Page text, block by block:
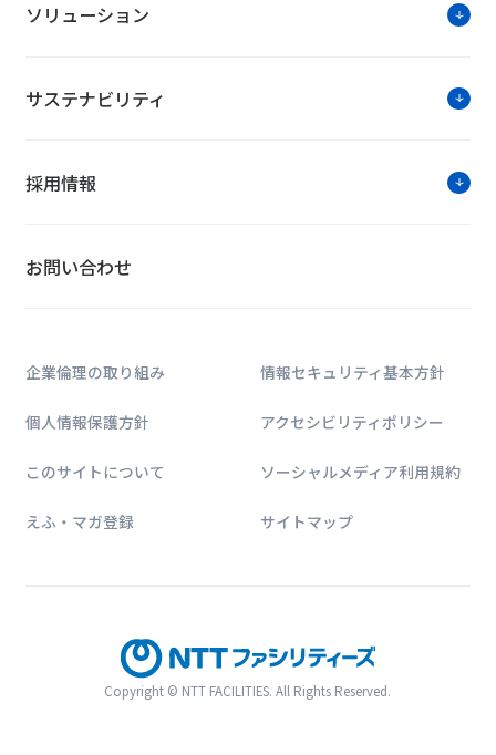
ソリューション
サステナビリティ
採用情報
お問い合わせ
企業倫理の取り組み 情報セキュリティ基本方針
個人情報保護方針 アクセシビリティポリシー
このサイトについて ソーシャルメディア利用規約
えふ・マガ登録 サイトマップ
Copyright © NTT FACILITIES. All Rights Reserved.